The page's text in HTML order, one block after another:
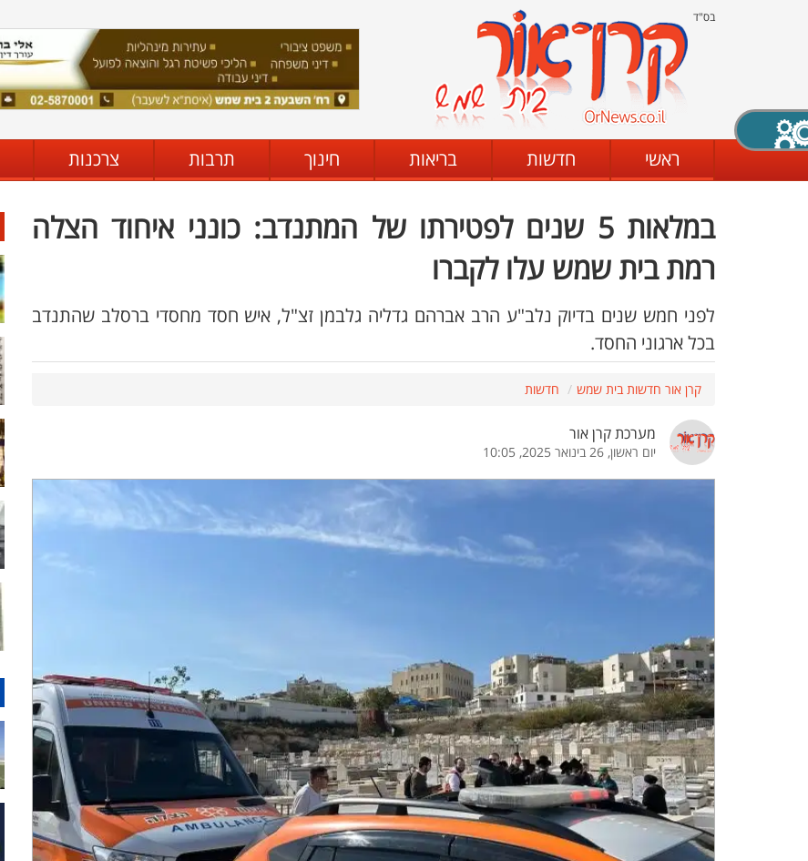
בס"ד
ראשי חדשות בריאות חינוך תרבות צרכנות
במלאות 5 שנים לפטירתו של המתנדב: כונני איחוד הצלה
רמת בית שמש עלו לקברו
לפני חמש שנים בדיוק נלב"ע הרב אברהם גדליה גלבמן זצ"ל, איש חסד מחסדי ברסלב שהתנדב
בכל ארגוני החסד.
קרן אור חדשות בית שמש חדשות
מערכת קרן אור
יום ראשון, 26 בינואר 2025, 10:05
X סגירה
מצב שחור - לבן קביעת ניגודיות
הגדלת האתר
הדגשת קישורים הדגשת כותרות
כיבוי הבהובים